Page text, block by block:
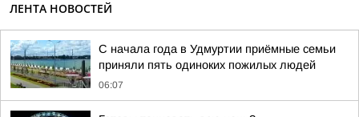
ЛЕНТА НОВОСТЕЙ
С начала года в Удмуртии приёмные семьи
приняли пять одиноких пожилых людей
06:07